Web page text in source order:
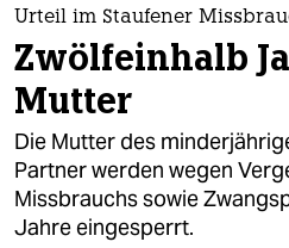
themen
politik
öko
gesellschaft
kultur
Urteil im Staufener
Zwölfeinhalb
Mutter
Die Mutter des
Partner werden wegen
Missbrauchs sowie
Jahre eingesperrt.